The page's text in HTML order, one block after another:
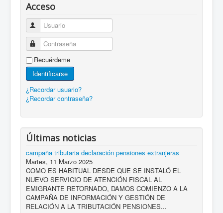
Acceso
Usuario
Contraseña
Recuérdeme
Identificarse
¿Recordar usuario?
¿Recordar contraseña?
Últimas noticias
campaña tributaria declaración pensiones extranjeras
Martes, 11 Marzo 2025
COMO ES HABITUAL DESDE QUE SE INSTALÓ EL
NUEVO SERVICIO DE ATENCIÓN FISCAL AL
EMIGRANTE RETORNADO, DAMOS COMIENZO A LA
CAMPAÑA DE INFORMACIÓN Y GESTIÓN DE
RELACIÓN A LA TRIBUTACIÓN PENSIONES...